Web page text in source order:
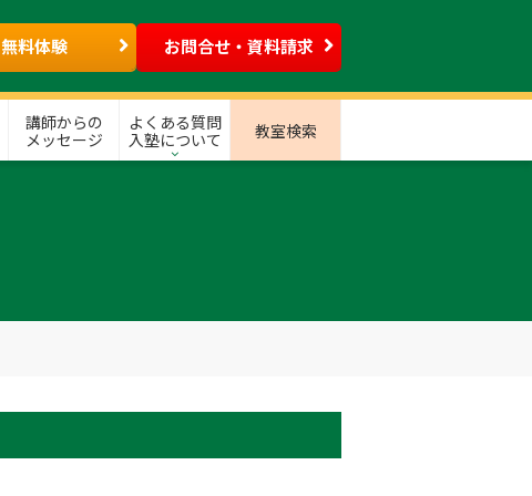
無料体験 お問合せ・資料請求
講師からの
メッセージ
よくある質問
入塾について
教室検索